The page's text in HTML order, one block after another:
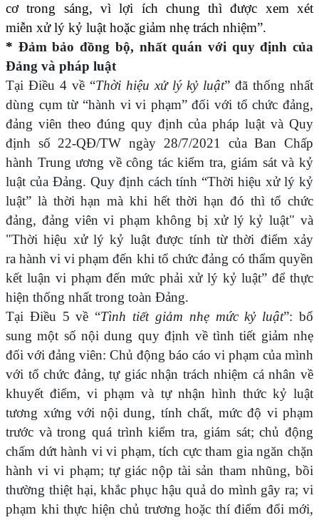
cơ trong sáng, vì lợi ích chung thì được xem xét
miễn xử lý kỷ luật hoặc giảm nhẹ trách nhiệm”.
* Đảm bảo đồng bộ, nhất quán với quy định của
Đảng và pháp luật
Tại Điều 4 về “Thời hiệu xử lý kỷ luật” đã thống nhất
dùng cụm từ “hành vi vi phạm” đối với tổ chức đảng,
đảng viên theo đúng quy định của pháp luật và Quy
định số 22-QĐ/TW ngày 28/7/2021 của Ban Chấp
hành Trung ương về công tác kiểm tra, giám sát và kỷ
luật của Đảng. Quy định cách tính “Thời hiệu xử lý kỷ
luật” là thời hạn mà khi hết thời hạn đó thì tổ chức
đảng, đảng viên vi phạm không bị xử lý kỷ luật" và
"Thời hiệu xử lý kỷ luật được tính từ thời điểm xảy
ra hành vi vi phạm đến khi tổ chức đảng có thẩm quyền
kết luận vi phạm đến mức phải xử lý kỷ luật” để thực
hiện thống nhất trong toàn Đảng.
Tại Điều 5 về “Tình tiết giảm nhẹ mức kỷ luật”: bổ
sung một số nội dung quy định về tình tiết giảm nhẹ
đối với đảng viên: Chủ động báo cáo vi phạm của mình
với tổ chức đảng, tự giác nhận trách nhiệm cá nhân về
khuyết điểm, vi phạm và tự nhận hình thức kỷ luật
tương xứng với nội dung, tính chất, mức độ vi phạm
trước và trong quá trình kiểm tra, giám sát; chủ động
chấm dứt hành vi vi phạm, tích cực tham gia ngăn chặn
hành vi vi phạm; tự giác nộp tài sản tham nhũng, bồi
thường thiệt hại, khắc phục hậu quả do mình gây ra; vi
phạm khi thực hiện chủ trương hoặc thí điểm đổi mới,